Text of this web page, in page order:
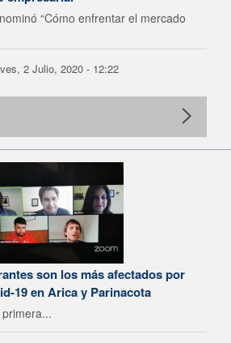
“Cómo enfrentar el mercado
2 Julio, 2020 - 12:22
son los más afectados por
19 en Arica y Parinacota